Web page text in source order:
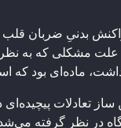
بدنیِ ضربان قلب
مشکلی که به نظر
ماده‌ای بود که
تعادلات پیچیده‌ای
در نظر گرفته